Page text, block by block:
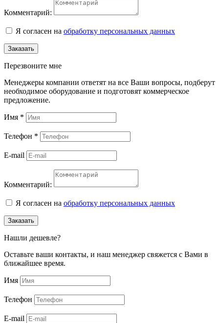
Комментарий:
Я согласен на обработку персональных данных
Заказать
Перезвоните мне
Менеджеры компании ответят на все Ваши вопросы, подберут
необходимое оборудование и подготовят коммерческое
предложение.
Имя *
Телефон *
E-mail
Комментарий:
Я согласен на обработку персональных данных
Заказать
Нашли дешевле?
Оставьте ваши контакты, и наш менеджер свяжется с Вами в
ближайшее время.
Имя
Телефон
E-mail